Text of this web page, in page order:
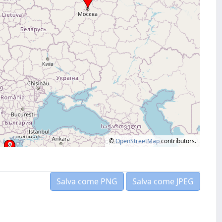
©OpenStreetMapcontributors.
Salva come PNG Salva come JPEG